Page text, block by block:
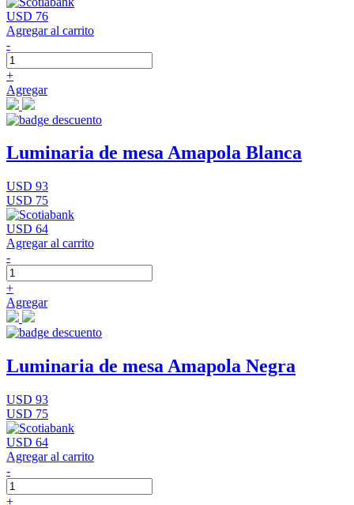
USD 76
Agregar al carrito
-
+
Agregar
Luminaria de mesa Amapola Blanca
USD 93
USD 75
USD 64
Agregar al carrito
-
+
Agregar
Luminaria de mesa Amapola Negra
USD 93
USD 75
USD 64
Agregar al carrito
-
+